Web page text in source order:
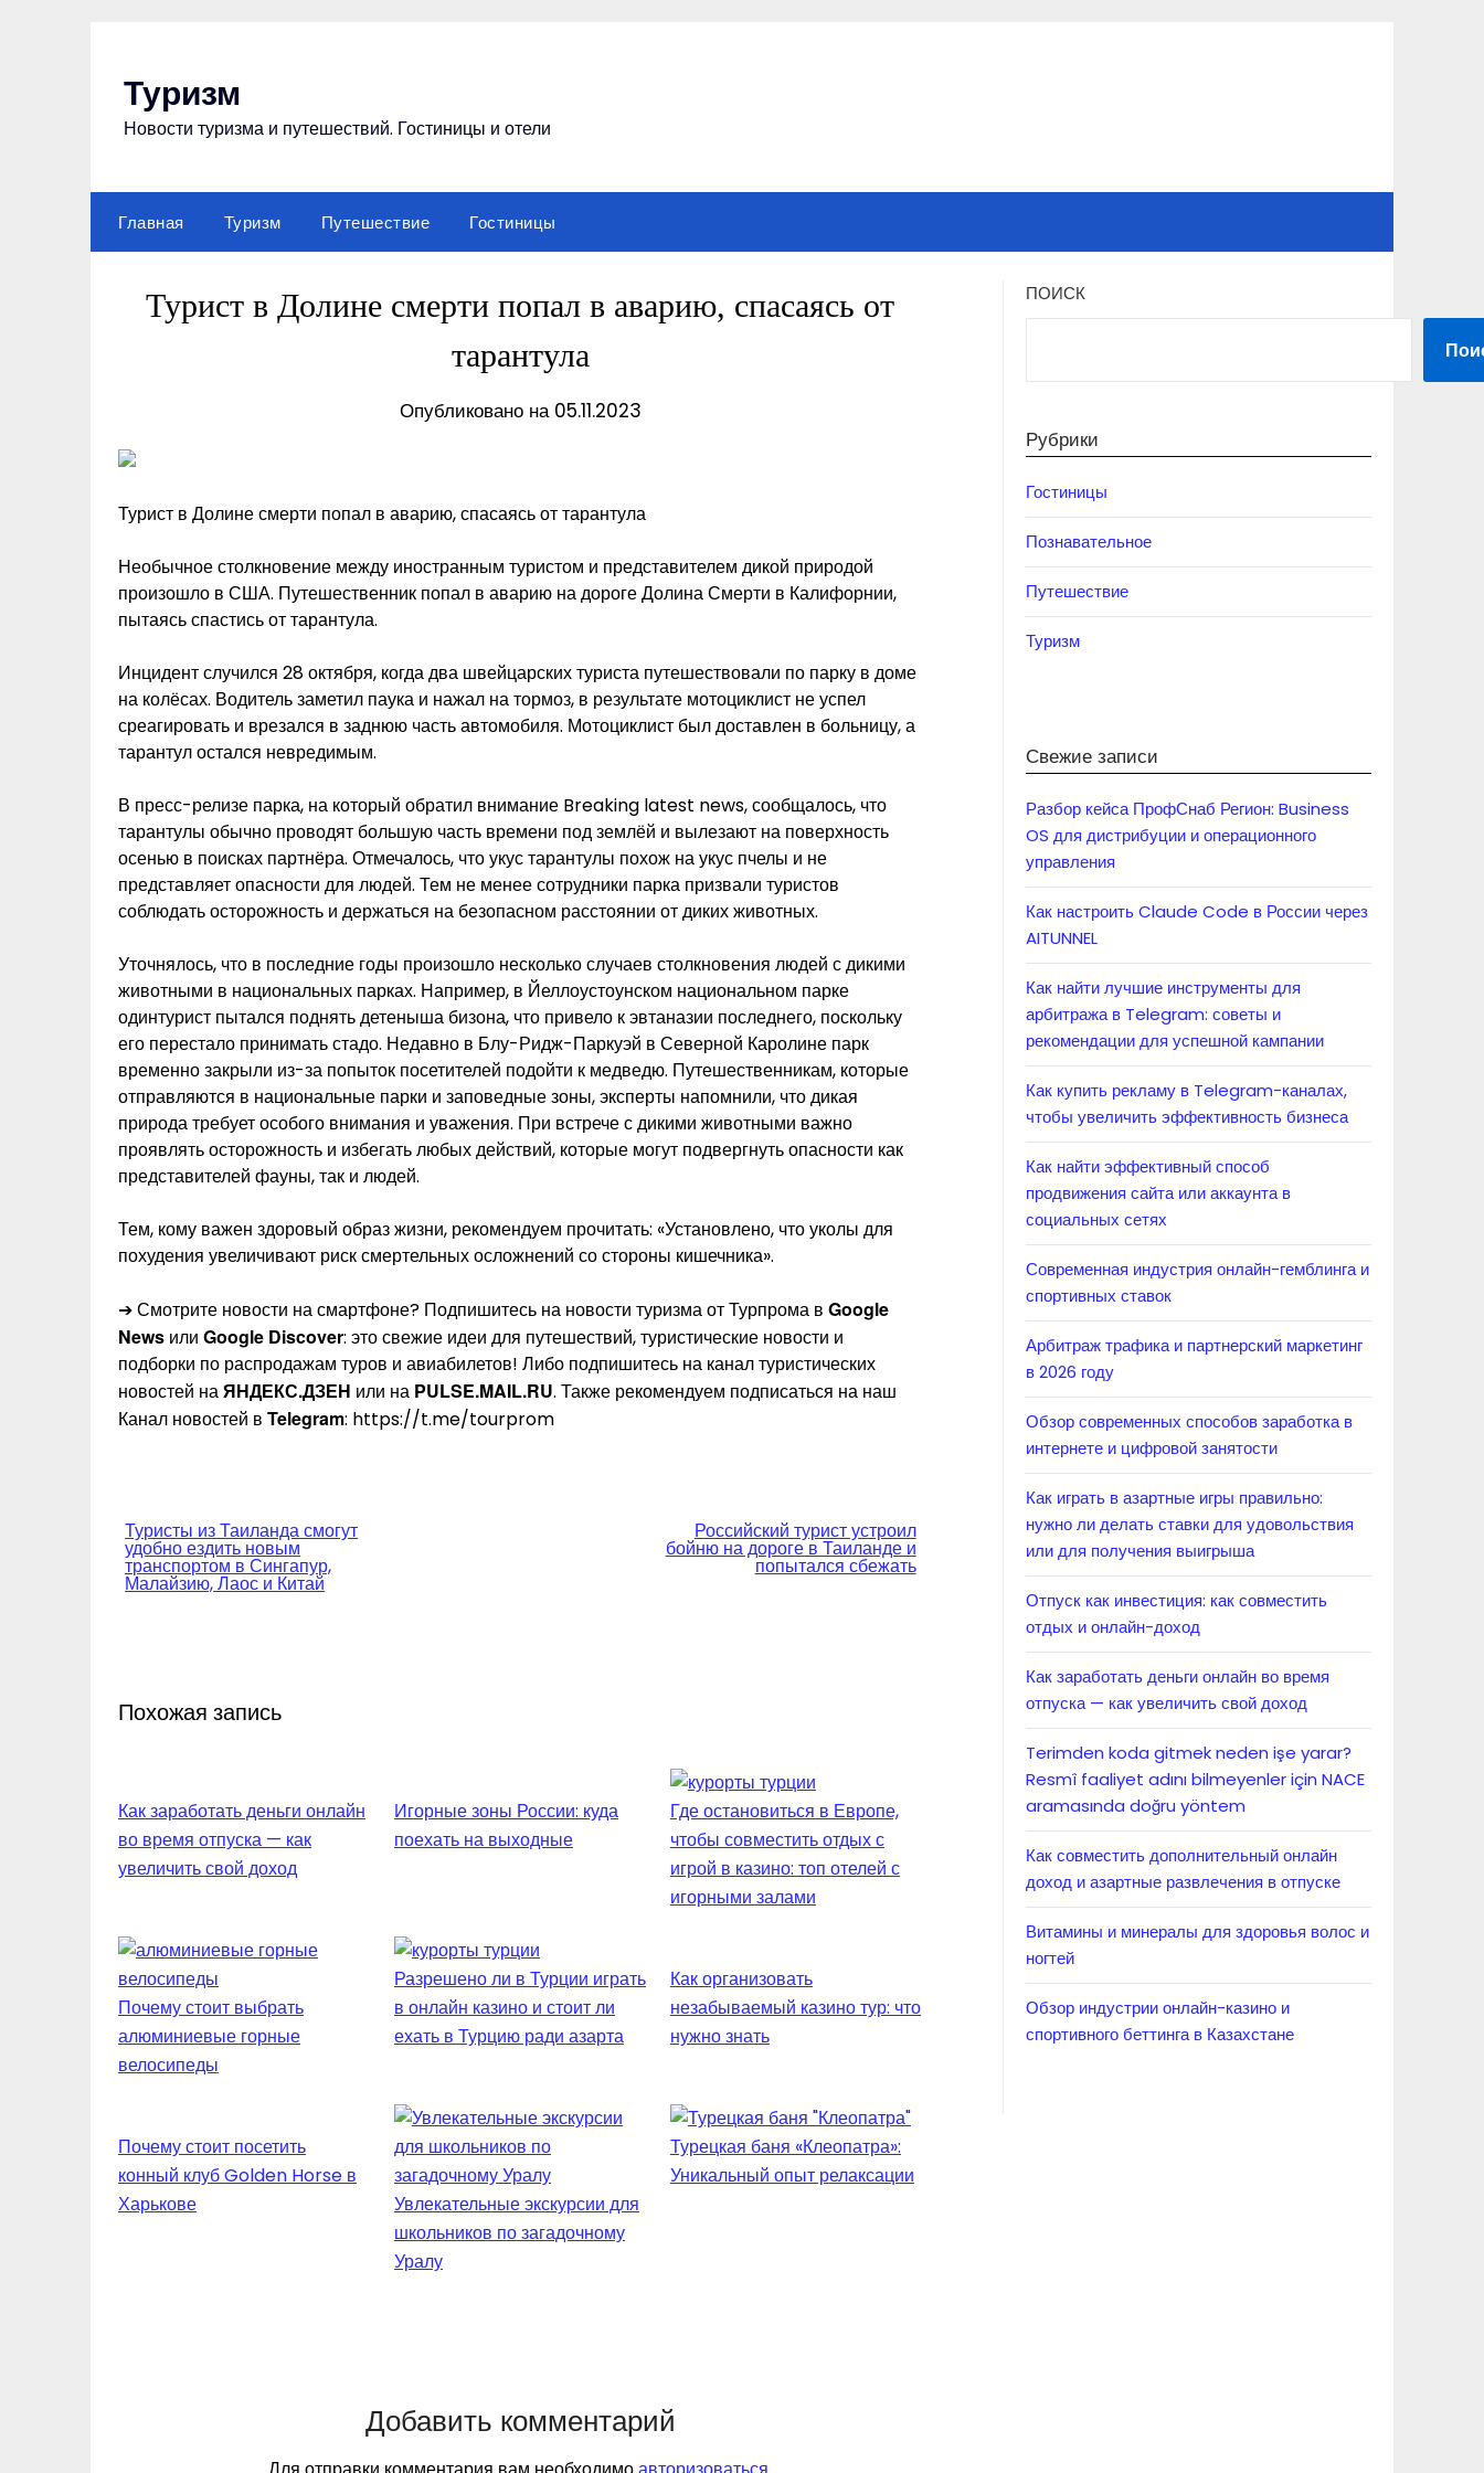
Туризм
Новости туризма и путешествий. Гостиницы и отели
Главная Туризм Путешествие Гостиницы
Турист в Долине смерти попал в аварию, спасаясь от
тарантула
Опубликовано на 05.11.2023
Турист в Долине смерти попал в аварию, спасаясь от тарантула
Необычное столкновение между иностранным туристом и представителем дикой природой
произошло в США. Путешественник попал в аварию на дороге Долина Смерти в Калифорнии,
пытаясь спастись от тарантула.
Инцидент случился 28 октября, когда два швейцарских туриста путешествовали по парку в доме
на колёсах. Водитель заметил паука и нажал на тормоз, в результате мотоциклист не успел
среагировать и врезался в заднюю часть автомобиля. Мотоциклист был доставлен в больницу, а
тарантул остался невредимым.
В пресс-релизе парка, на который обратил внимание Breaking latest news, сообщалось, что
тарантулы обычно проводят большую часть времени под землёй и вылезают на поверхность
осенью в поисках партнёра. Отмечалось, что укус тарантулы похож на укус пчелы и не
представляет опасности для людей. Тем не менее сотрудники парка призвали туристов
соблюдать осторожность и держаться на безопасном расстоянии от диких животных.
Уточнялось, что в последние годы произошло несколько случаев столкновения людей с дикими
животными в национальных парках. Например, в Йеллоустоунском национальном парке
одинтурист пытался поднять детеныша бизона, что привело к эвтаназии последнего, поскольку
его перестало принимать стадо. Недавно в Блу-Ридж-Паркуэй в Северной Каролине парк
временно закрыли из-за попыток посетителей подойти к медведю. Путешественникам, которые
отправляются в национальные парки и заповедные зоны, эксперты напомнили, что дикая
природа требует особого внимания и уважения. При встрече с дикими животными важно
проявлять осторожность и избегать любых действий, которые могут подвергнуть опасности как
представителей фауны, так и людей.
Тем, кому важен здоровый образ жизни, рекомендуем прочитать: «Установлено, что уколы для
похудения увеличивают риск смертельных осложнений со стороны кишечника».
➔ Смотрите новости на смартфоне? Подпишитесь на новости туризма от Турпрома в Google
News или Google Discover: это свежие идеи для путешествий, туристические новости и
подборки по распродажам туров и авиабилетов! Либо подпишитесь на канал туристических
новостей наЯНДЕКС.ДЗЕН или на PULSE.MAIL.RU. Также рекомендуем подписаться на наш
Канал новостей в Telegram: https://t.me/tourprom
Навигация
записям
Туристы из Таиланда смогут
удобно ездить новым
транспортом в Сингапур,
Малайзию, Лаос и Китай
Российский турист устроил
бойню на дороге в Таиланде и
попытался сбежать
Похожая запись
Как заработать деньги онлайн
во время отпуска — как
увеличить свой доход
Игорные зоны России: куда
поехать на выходные
Где остановиться в Европе,
чтобы совместить отдых с
игрой в казино: топ отелей с
игорными залами
Почему стоит выбрать
алюминиевые горные
велосипеды
Разрешено ли в Турции играть
в онлайн казино и стоит ли
ехать в Турцию ради азарта
Как организовать
незабываемый казино тур: что
нужно знать
Почему стоит посетить
конный клуб Golden Horse в
Харькове
Увлекательные экскурсии для
школьников по загадочному
Уралу
Турецкая баня «Клеопатра»:
Уникальный опыт релаксации
Добавить комментарий
ПОИСК
Рубрики
Гостиницы
Познавательное
Путешествие
Туризм
Свежие записи
Разбор кейса ПрофСнаб Регион: Business
OS для дистрибуции и операционного
управления
Как настроить Claude Code в России через
AITUNNEL
Как найти лучшие инструменты для
арбитража в Telegram: советы и
рекомендации для успешной кампании
Как купить рекламу в Telegram-каналах,
чтобы увеличить эффективность бизнеса
Как найти эффективный способ
продвижения сайта или аккаунта в
социальных сетях
Современная индустрия онлайн-гемблинга и
спортивных ставок
Арбитраж трафика и партнерский маркетинг
в 2026 году
Обзор современных способов заработка в
интернете и цифровой занятости
Как играть в азартные игры правильно:
нужно ли делать ставки для удовольствия
или для получения выигрыша
Отпуск как инвестиция: как совместить
отдых и онлайн-доход
Как заработать деньги онлайн во время
отпуска — как увеличить свой доход
Terimden koda gitmek neden işe yarar?
Resmî faaliyet adını bilmeyenler için NACE
aramasında doğru yöntem
Как совместить дополнительный онлайн
доход и азартные развлечения в отпуске
Витамины и минералы для здоровья волос и
ногтей
Обзор индустрии онлайн-казино и
спортивного беттинга в Казахстане